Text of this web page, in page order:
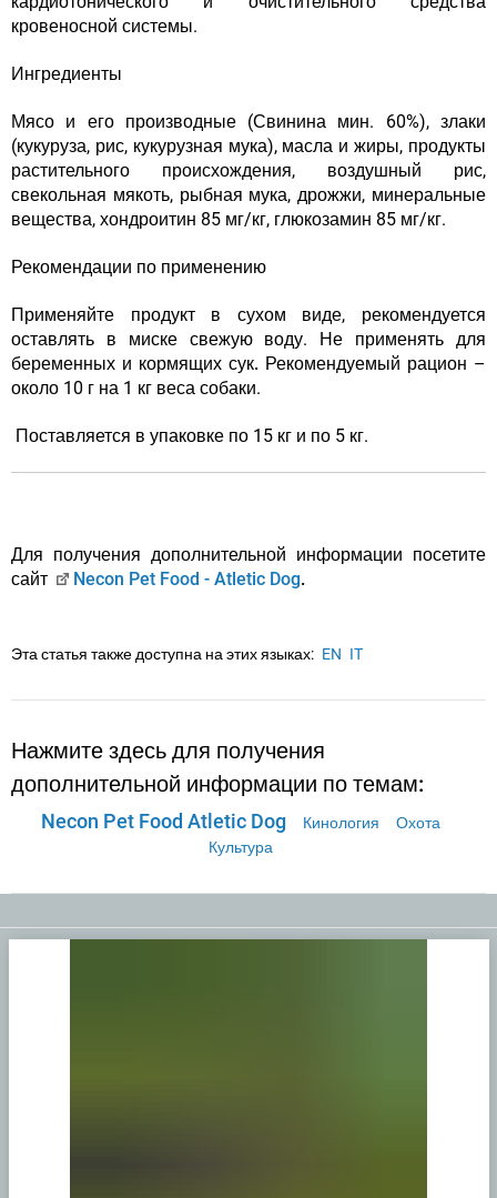
кровеносной системы.
Ингредиенты
Мясо и его производные (Свинина мин. 60%), злаки
(кукуруза, рис, кукурузная мука), масла и жиры, продукты
растительного происхождения, воздушный рис,
свекольная мякоть, рыбная мука, дрожжи, минеральные
вещества, хондроитин 85 мг/кг, глюкозамин 85 мг/кг.
Рекомендации по применению
Применяйте продукт в сухом виде, рекомендуется
оставлять в миске свежую воду. Не применять для
беременных и кормящих сук. Рекомендуемый рацион –
около 10 г на 1 кг веса собаки.
Поставляется в упаковке по 15 кг и по 5 кг.
Для получения дополнительной информации посетите
сайт
Necon Pet Food - Atletic Dog.
Эта статья также доступна на этих языках: EN IT
Нажмите здесь для получения
дополнительной информации по темам:
Necon Pet Food Atletic Dog Кинология
Охота
Культура